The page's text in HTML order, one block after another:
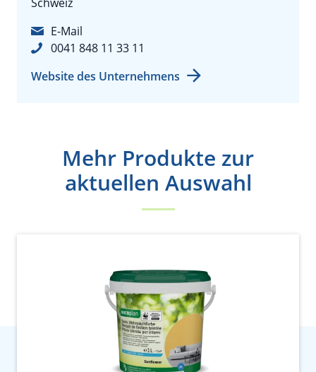
E-Mail
0041 848 11 33 11
Website des Unternehmens
Mehr Produkte zur
aktuellen Auswahl